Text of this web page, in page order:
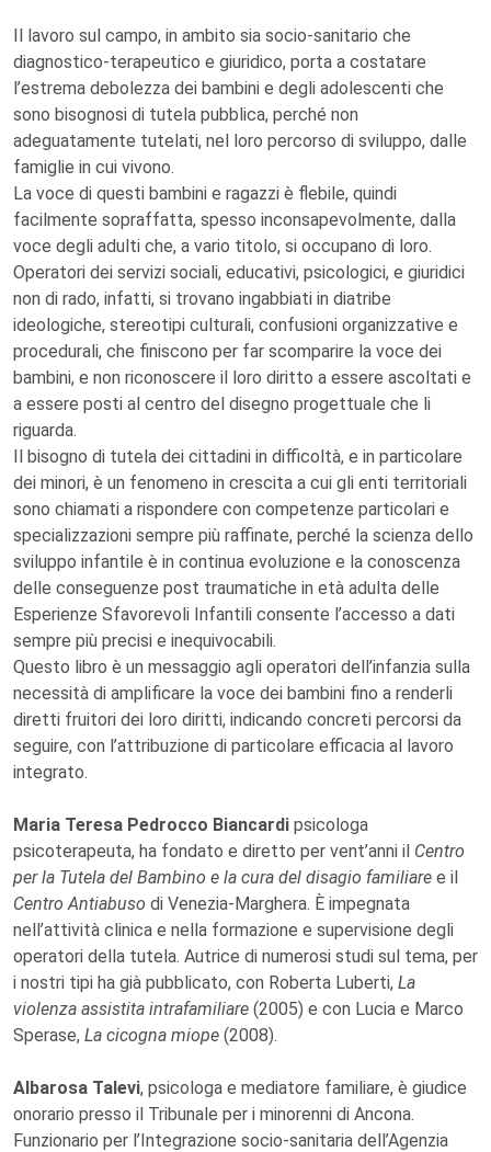
Il lavoro sul campo, in ambito sia socio-sanitario che
diagnostico-terapeutico e giuridico, porta a costatare
l’estrema debolezza dei bambini e degli adolescenti che
sono bisognosi di tutela pubblica, perché non
adeguatamente tutelati, nel loro percorso di sviluppo, dalle
famiglie in cui vivono.
La voce di questi bambini e ragazzi è flebile, quindi
facilmente sopraffatta, spesso inconsapevolmente, dalla
voce degli adulti che, a vario titolo, si occupano di loro.
Operatori dei servizi sociali, educativi, psicologici, e giuridici
non di rado, infatti, si trovano ingabbiati in diatribe
ideologiche, stereotipi culturali, confusioni organizzative e
procedurali, che finiscono per far scomparire la voce dei
bambini, e non riconoscere il loro diritto a essere ascoltati e
a essere posti al centro del disegno progettuale che li
riguarda.
Il bisogno di tutela dei cittadini in difficoltà, e in particolare
dei minori, è un fenomeno in crescita a cui gli enti territoriali
sono chiamati a rispondere con competenze particolari e
specializzazioni sempre più raffinate, perché la scienza dello
sviluppo infantile è in continua evoluzione e la conoscenza
delle conseguenze post traumatiche in età adulta delle
Esperienze Sfavorevoli Infantili consente l’accesso a dati
sempre più precisi e inequivocabili.
Questo libro è un messaggio agli operatori dell’infanzia sulla
necessità di amplificare la voce dei bambini fino a renderli
diretti fruitori dei loro diritti, indicando concreti percorsi da
seguire, con l’attribuzione di particolare efficacia al lavoro
integrato.
Maria Teresa Pedrocco Biancardi psicologa
psicoterapeuta, ha fondato e diretto per vent’anni il Centro
per la Tutela del Bambino e la cura del disagio familiare e il
Centro Antiabuso di Venezia-Marghera. È impegnata
nell’attività clinica e nella formazione e supervisione degli
operatori della tutela. Autrice di numerosi studi sul tema, per
i nostri tipi ha già pubblicato, con Roberta Luberti, La
violenza assistita intrafamiliare (2005) e con Lucia e Marco
Sperase, La cicogna miope (2008).
Albarosa Talevi, psicologa e mediatore familiare, è giudice
onorario presso il Tribunale per i minorenni di Ancona.
Funzionario per l’Integrazione socio-sanitaria dell’Agenzia